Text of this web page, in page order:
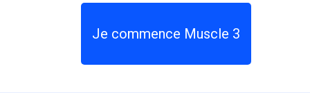
Je commence Muscle 3